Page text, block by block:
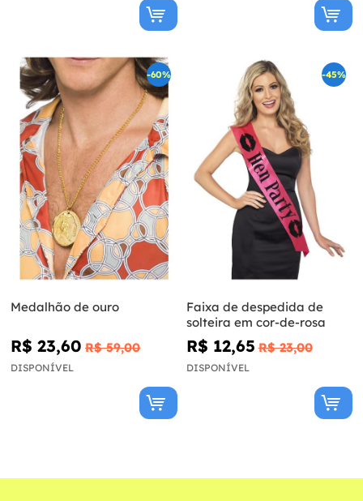
-60%
Medalhão de ouro
R$ 23,60 R$ 59,00
DISPONÍVEL
-45%
Faixa de despedida de
solteira em cor-de-rosa
R$ 12,65 R$ 23,00
DISPONÍVEL